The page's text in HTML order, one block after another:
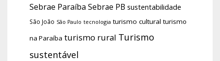
Sebrae Paraíba Sebrae PB sustentabilidade
São João São Paulo tecnologia turismo cultural turismo
na Paraíba turismo rural Turismo
sustentável